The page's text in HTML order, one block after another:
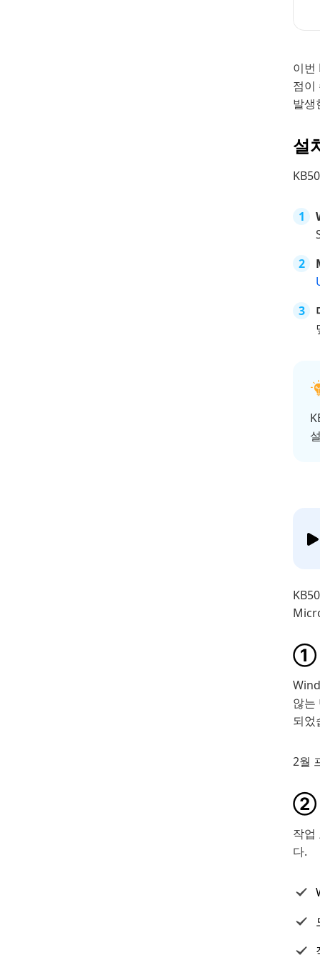
이번
점이
발생
설
①
않는
되었
2월
②
작업
다.